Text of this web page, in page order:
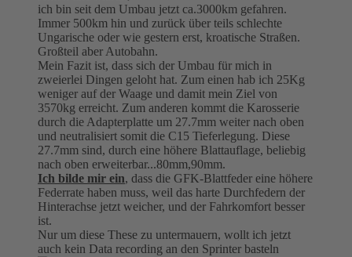
ich bin seit dem Umbau jetzt ca.3000km gefahren.
Immer 500km hin und zurück über teils schlechte
Ungarische oder wie gestern erst, kroatische Straßen.
Großteil aber Autobahn.
Mein Fazit ist, dass sich der Umbau für mich in
zweierlei Dingen geloht hat. Zum einen hab ich 25Kg
weniger auf der Waage und damit mein Ziel von
3570kg erreicht. Zum anderen kommt die Karosserie
durch die Adapterplatte um 27.7mm weiter nach oben
und neutralisiert somit die C15 Tieferlegung. Diese
27.7mm sind, durch eine höhere Blattauflage, beliebig
nach oben erweiterbar...80mm,90mm.
Ich bilde mir ein, dass die GFK-Blattfeder eine höhere
Federrate haben muss, weil das harte Durchfedern der
Hinterachse jetzt weicher, und der Fahrkomfort besser
ist.
Nur um diese These zu untermauern, wollt ich jetzt
auch kein Data recording an den Sprinter basteln